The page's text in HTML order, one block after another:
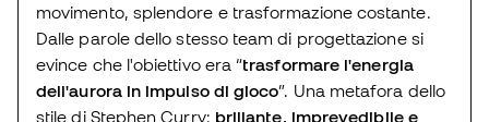
movimento, splendore e trasformazione costante.
Dalle parole dello stesso team di progettazione si
evince che l'obiettivo era “trasformare l'energia
dell'aurora in impulso di gioco”. Una metafora dello
stile di Stephen Curry: brillante, imprevedibile e